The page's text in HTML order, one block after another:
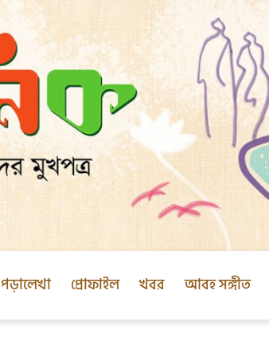
পড়ালেখা প্রোফাইল খবর আবহ সঙ্গীত